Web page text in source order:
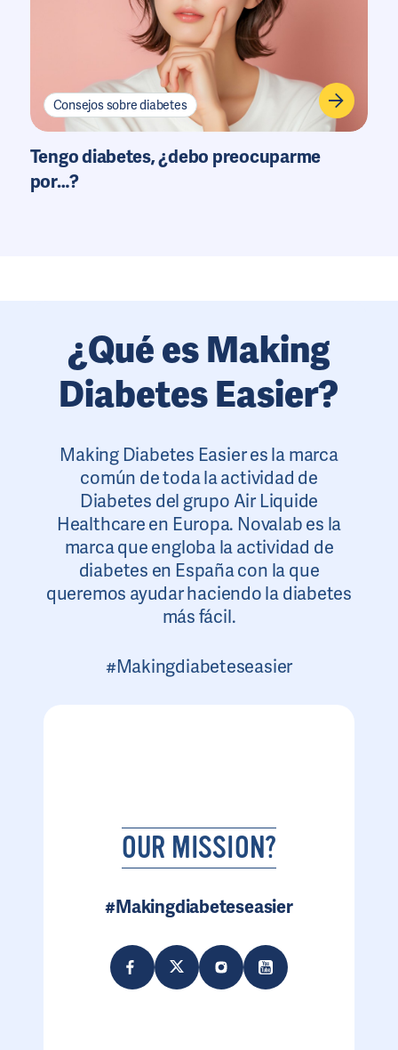
Consejos sobre diabetes
Tengo diabetes, ¿debo preocuparme
por…?
¿Qué es Making
Diabetes Easier?
Making Diabetes Easier es la marca
común de toda la actividad de
Diabetes del grupo Air Liquide
Healthcare en Europa. Novalab es la
marca que engloba la actividad de
diabetes en España con la que
queremos ayudar haciendo la diabetes
más fácil.
#Makingdiabeteseasier
OUR MISSION?
#Makingdiabeteseasier